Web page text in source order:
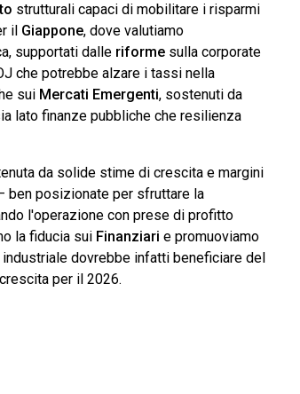
strutturali capaci di mobilitare i risparmi
il Giappone, dove valutiamo
supportati dalle riforme sulla corporate
che potrebbe alzare i tassi nella
sui Mercati Emergenti, sostenuti da
lato finanze pubbliche che resilienza
da solide stime di crescita e margini
ben posizionate per sfruttare la
l'operazione con prese di profitto
la fiducia sui Finanziari e promuoviamo
dovrebbe infatti beneficiare del
per il 2026.